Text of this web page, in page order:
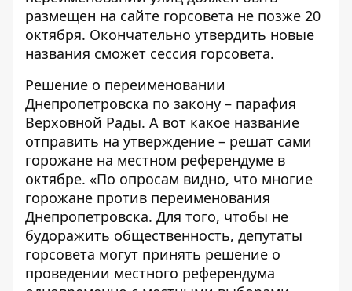
размещен на сайте горсовета не позже 20
октября. Окончательно утвердить новые
названия сможет сессия горсовета.
Решение о переименовании
Днепропетровска по закону – парафия
Верховной Рады. А вот какое название
отправить на утверждение – решат сами
горожане на местном референдуме в
октябре. «По опросам видно, что многие
горожане против переименования
Днепропетровска. Для того, чтобы не
будоражить общественность, депутаты
горсовета могут принять решение о
проведении местного референдума